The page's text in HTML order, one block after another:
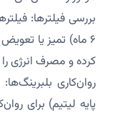
۶ ماه) تمیز یا
کرده و مصرف انرژی
روان‌کاری
پایه لیتیم) برای